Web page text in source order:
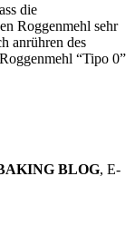
die
Roggenmehl sehr
anrühren des
“Tipo 0”
BLOG, E-